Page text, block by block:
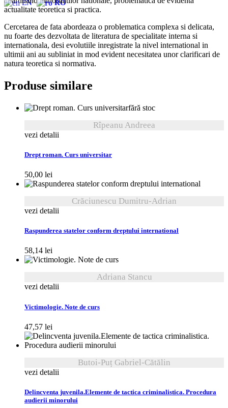
EN RO
actualitate teoretica si practica.
Cercetarea de fata abordeaza o problematica complexa si delicata,
nu foarte des dezvoltata de literatura de specialitate interna si
internationala, desi evolutiile inregistrate la nivel international in
ultimii ani au subliniat in mod evident necesitatea unor clarificari de
natura teoretica si normativa.
Produse similare
fără stoc
Rîpeanu Andreea
vezi detalii
Drept roman. Curs universitar
50,00 lei
Crăciunescu Dumitru-Adrian
vezi detalii
Raspunderea statelor conform dreptului international
58,14 lei
Adriana Stancu
vezi detalii
Victimologie. Note de curs
47,57 lei
Butoi-Puț Gabriel-Cătălin
vezi detalii
Delincventa juvenila.Elemente de tactica criminalistica. Procedura
audierii minorului